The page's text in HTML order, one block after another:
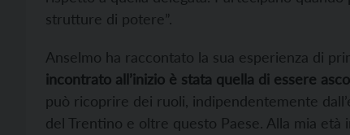
strutture di potere”.
Anselmo ha raccontato la sua esperienza di
incontrato all’inizio è stata quella di essere
può ricoprire dei ruoli, indipendentemente
del Trentino e oltre questo Paese. Alla mia